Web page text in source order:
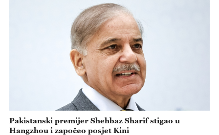
Pakistanski premijer Shehbaz Sharif stigao u
Hangzhou i započeo posjet Kini